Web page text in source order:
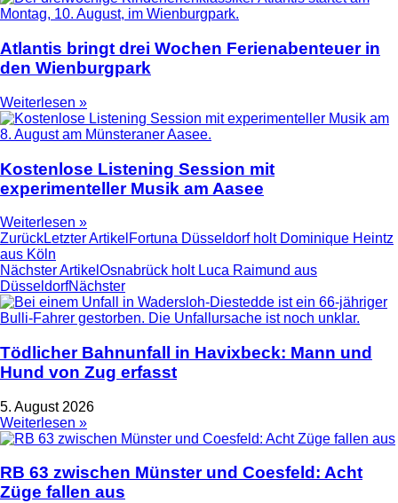
Atlantis bringt drei Wochen Ferienabenteuer in
den Wienburgpark
Weiterlesen »
Kostenlose Listening Session mit
experimenteller Musik am Aasee
Weiterlesen »
ZurückLetzter Artikel Fortuna Düsseldorf holt Dominique Heintz
aus Köln
Nächster Artikel Osnabrück holt Luca Raimund aus
DüsseldorfNächster
Tödlicher Bahnunfall in Havixbeck: Mann und
Hund von Zug erfasst
5. August 2026
Weiterlesen »
RB 63 zwischen Münster und Coesfeld: Acht
Züge fallen aus